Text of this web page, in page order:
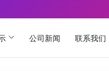
公司新闻 联系我们